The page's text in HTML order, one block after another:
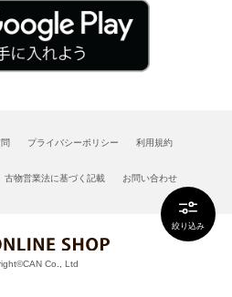
絞り込み
プライバシーポリシー 利用規約
古物営業法に基づく記載 お問い合わせ
Co., Ltd